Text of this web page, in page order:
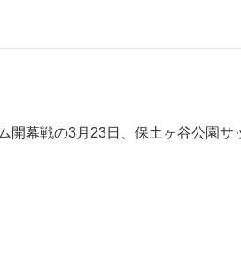
開幕戦の3月23日、保土ヶ谷公園サ